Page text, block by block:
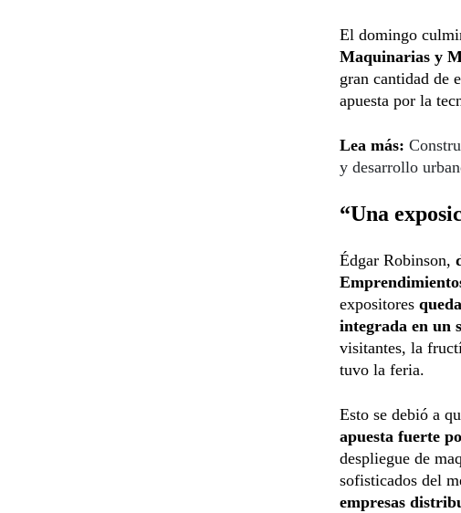
El domingo
Maquinarias y
gran cantidad de
apuesta por la
Lea más:
y desarrollo
“Una
Édgar Robinson,
expositores
integrada en un
visitantes, la
tuvo la feria.
Esto se debió a
apuesta fuerte
despliegue de
sofisticados del
empresas